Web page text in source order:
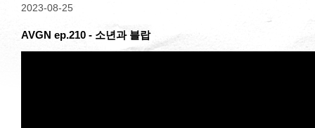
2023-08-25
AVGN ep.210 - 소년과 블랍